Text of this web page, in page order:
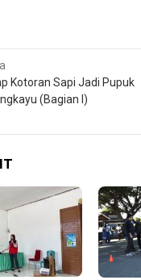
Kotoran Sapi Jadi Pupuk
(Bagian I)